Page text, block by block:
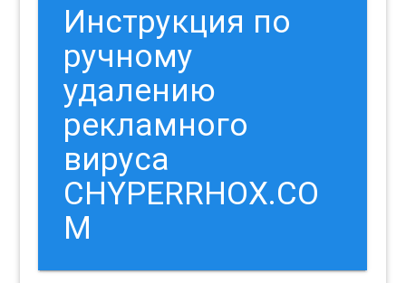
Инструкция по
ручному
удалению
рекламного
вируса
CHYPERRHOX.CO
M